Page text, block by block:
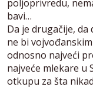
poljoprivredu,
bavi…
Da je drugačije,
ne bi
odnosno najveći
najveće mlekare u
otkupu za šta